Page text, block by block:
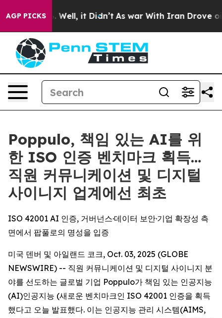
AGP PICKS
40%. Well, it Didn’t As war With Iran Drove oil
Poppulo, 책임 있는 AI를 위
한 ISO 인증 벤치마크 획득…
직원 커뮤니케이션 및 디지털
사이니지 업계에선 최초
ISO 42001 AI 인증, 거버넌스·데이터 보안·기업 확장성 측
면에서 팝풀로의 명성을 입증
미국 덴버 및 아일랜드 코크, Oct. 03, 2025 (GLOBE
NEWSWIRE) -- 직원 커뮤니케이션 및 디지털 사이니지 분
야를 선도하는 글로벌 기업 Poppulo가 책임 있는 인공지능
(AI)인공지능 (새로운 벤치마크인 ISO 42001 인증을 획득
했다고 오늘 발표했다. 이는 인공지능 관리 시스템(AIMS,